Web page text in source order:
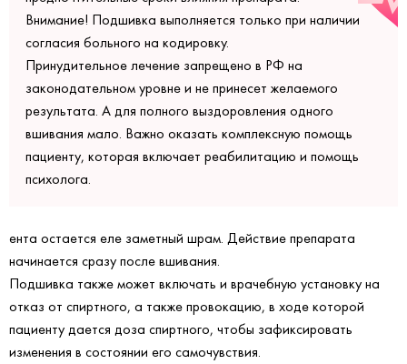
Внимание! Подшивка выполняется только при наличии
согласия больного на кодировку.
Принудительное лечение запрещено в РФ на
законодательном уровне и не принесет желаемого
результата. А для полного выздоровления одного
вшивания мало. Важно оказать комплексную помощь
пациенту, которая включает реабилитацию и помощь
психолога.
ента остается еле заметный шрам. Действие препарата
начинается сразу после вшивания.
Подшивка также может включать и врачебную установку на
отказ от спиртного, а также провокацию, в ходе которой
пациенту дается доза спиртного, чтобы зафиксировать
изменения в состоянии его самочувствия.